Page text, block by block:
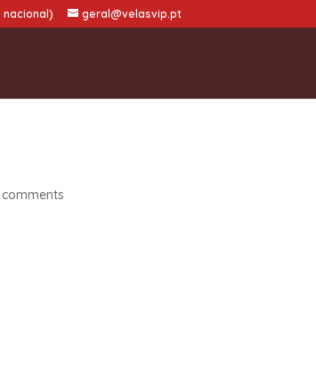
nacional) geral@velasvip.pt